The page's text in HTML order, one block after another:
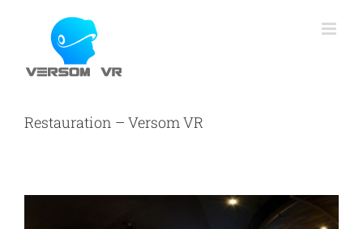
Restauration – Versom VR